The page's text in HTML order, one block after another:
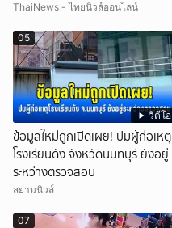
ThaiNews - ไทยนิวส์ออนไลน์
วิดีโอ
05
ข้อมูลใหม่ถูกเปิดเผย! ปมผู้ก่อเหตุ
โรงเรียนดัง จังหวัดนนทบุรี ยังอยู่
ระหว่างตรวจสอบ
สยามนิวส์
07